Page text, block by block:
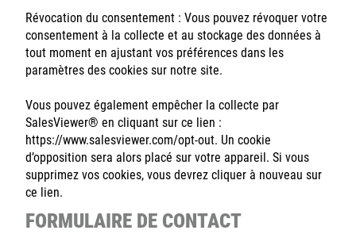
Révocation du consentement : Vous pouvez révoquer votre
consentement à la collecte et au stockage des données à
tout moment en ajustant vos préférences dans les
paramètres des cookies sur notre site.
Vous pouvez également empêcher la collecte par
SalesViewer® en cliquant sur ce lien :
https://www.salesviewer.com/opt-out. Un cookie
d’opposition sera alors placé sur votre appareil. Si vous
supprimez vos cookies, vous devrez cliquer à nouveau sur
ce lien.
FORMULAIRE DE CONTACT